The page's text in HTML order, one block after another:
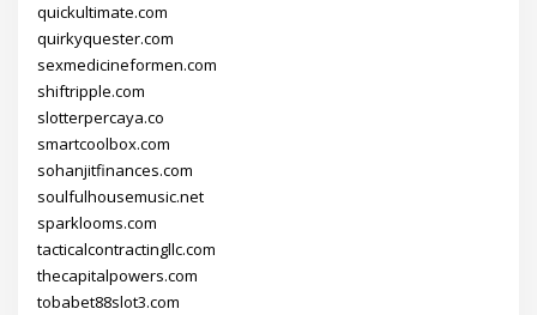
quickultimate.com
quirkyquester.com
sexmedicineformen.com
shiftripple.com
slotterpercaya.co
smartcoolbox.com
sohanjitfinances.com
soulfulhousemusic.net
sparklooms.com
tacticalcontractingllc.com
thecapitalpowers.com
tobabet88slot3.com